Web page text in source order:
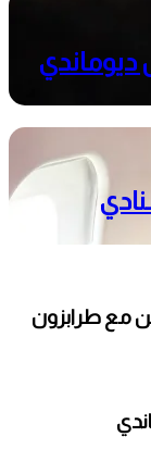
ديوماندي
مع طرابزون